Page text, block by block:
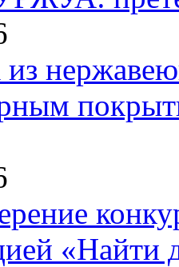
из
«Найти